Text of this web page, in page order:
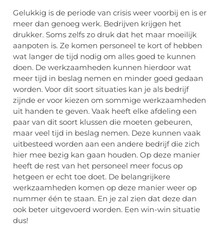
Gelukkig is de periode van crisis weer voorbij en is er
meer dan genoeg werk. Bedrijven krijgen het
drukker. Soms zelfs zo druk dat het maar moeilijk
aanpoten is. Ze komen personeel te kort of hebben
wat langer de tijd nodig om alles goed te kunnen
doen. De werkzaamheden kunnen hierdoor wat
meer tijd in beslag nemen en minder goed gedaan
worden. Voor dit soort situaties kan je als bedrijf
zijnde er voor kiezen om sommige werkzaamheden
uit handen te geven. Vaak heeft elke afdeling een
paar van dit soort klussen die moeten gebeuren,
maar veel tijd in beslag nemen. Deze kunnen vaak
uitbesteed worden aan een andere bedrijf die zich
hier mee bezig kan gaan houden. Op deze manier
heeft de rest van het personeel meer focus op
hetgeen er echt toe doet. De belangrijkere
werkzaamheden komen op deze manier weer op
nummer één te staan. En je zal zien dat deze dan
ook beter uitgevoerd worden. Een win-win situatie
dus!